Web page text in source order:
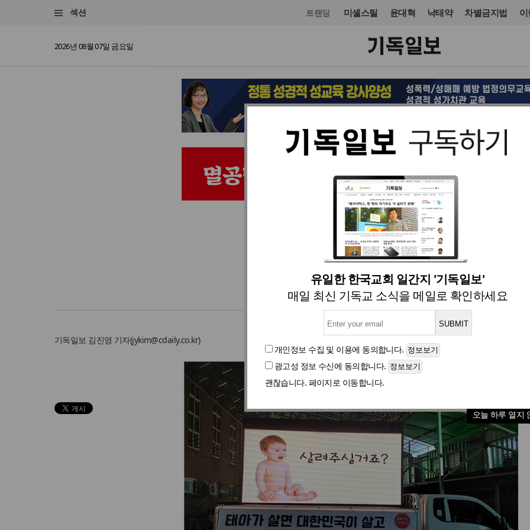
섹션 트랜딩 미셸스틸 윤대혁 낙태약 차별금지법
2026년 08월 07일 금요일
유일한 한국교회 일간지 '기독일보'
매일 최신 기독교 소식을 메일로 확인하세요
개인정보 수집 및 이용에 동의합니다.
광고성 정보 수신에 동의합니다.
괜찮습니다. 페이지로 이동합니다.
오늘 하루 열지
사회 입력 2021. 05. 03 14:13
태아를 살려주세요!
기독일보 김진영 기자(jykim@cdaily.co.kr)